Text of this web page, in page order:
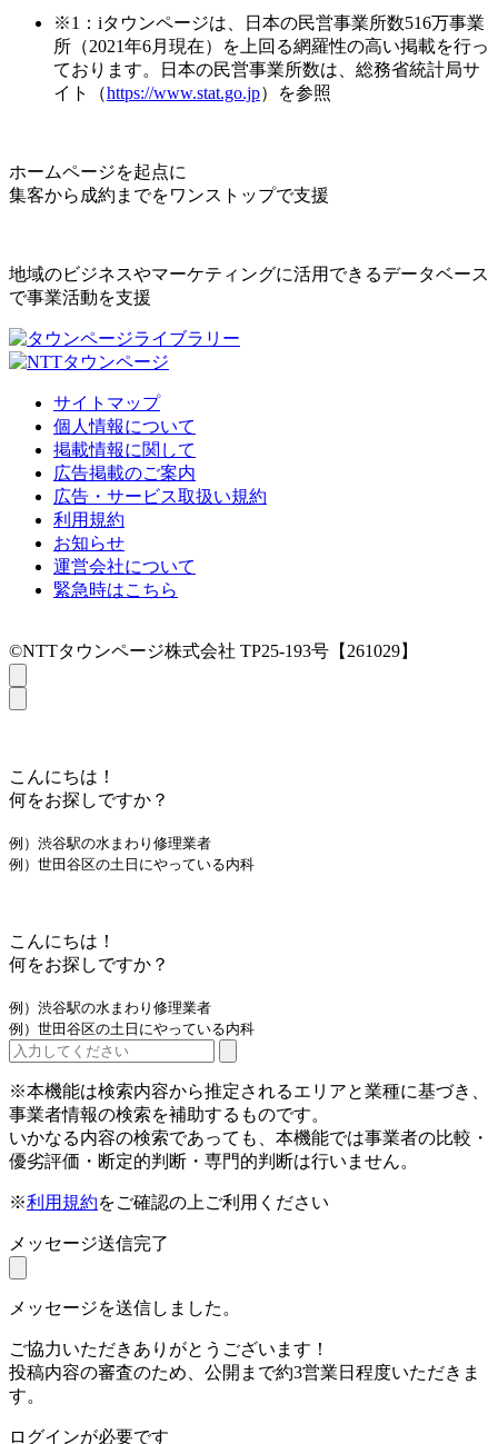
※1：iタウンページは、日本の民営事業所数516万事業
所（2021年6月現在）を上回る網羅性の高い掲載を行っ
ております。日本の民営事業所数は、総務省統計局サ
イト（https://www.stat.go.jp）を参照
ホームページを起点に
集客から成約までをワンストップで支援
地域のビジネスやマーケティングに活用できるデータベース
で事業活動を支援
サイトマップ
個人情報について
掲載情報に関して
広告掲載のご案内
広告・サービス取扱い規約
利用規約
お知らせ
運営会社について
緊急時はこちら
©NTTタウンページ株式会社 TP25-193号【261029】
こんにちは！
何をお探しですか？
例）渋谷駅の水まわり修理業者
例）世田谷区の土日にやっている内科
こんにちは！
何をお探しですか？
例）渋谷駅の水まわり修理業者
例）世田谷区の土日にやっている内科
※本機能は検索内容から推定されるエリアと業種に基づき、
事業者情報の検索を補助するものです。
いかなる内容の検索であっても、本機能では事業者の比較・
優劣評価・断定的判断・専門的判断は行いません。
※利用規約をご確認の上ご利用ください
メッセージ送信完了
メッセージを送信しました。
ご協力いただきありがとうございます！
投稿内容の審査のため、公開まで約3営業日程度いただきま
す。
ログインが必要です